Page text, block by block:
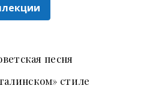
песня
стиле